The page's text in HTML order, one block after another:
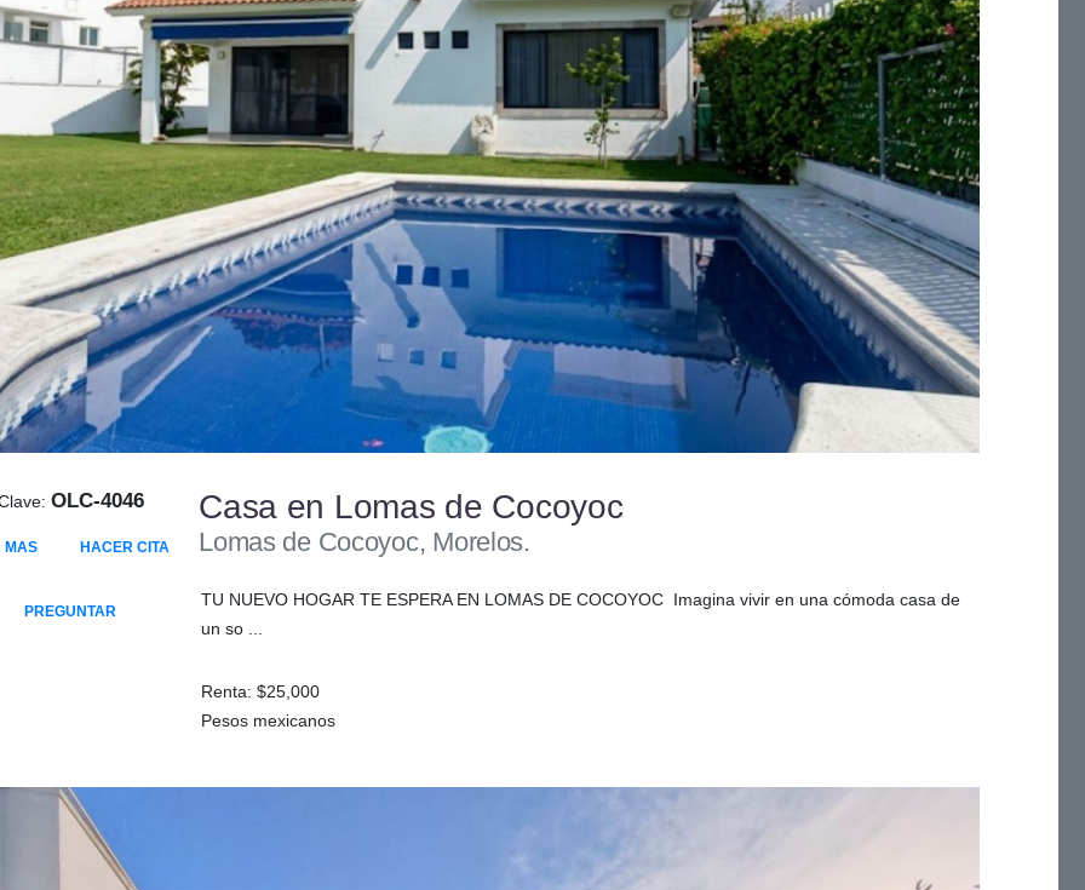
Casa en Lomas de Cocoyoc
Lomas de Cocoyoc, Morelos.
TU NUEVO HOGAR TE ESPERA EN LOMAS DE COCOYOC Imagina vivir en una cómoda casa de
un so ...
Renta: $25,000
Pesos mexicanos
OLC-4046
MAS HACER CITA
PREGUNTAR